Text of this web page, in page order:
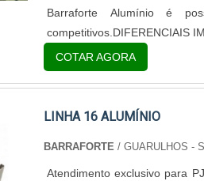
Barraforte Alumínio é
competitivos.DIFERENCIAIS
COTAR AGORA
LINHA 16 ALUMÍNIO
BARRAFORTE / GUARULHOS -
Atendimento exclusivo para